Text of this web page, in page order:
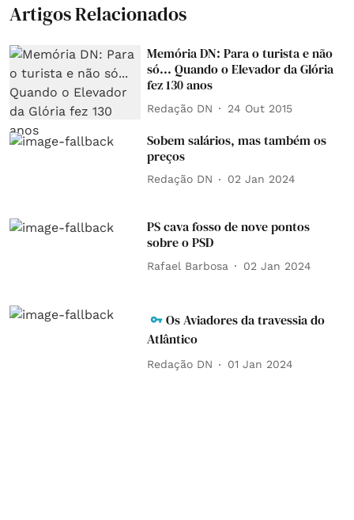
Artigos Relacionados
Memória DN: Para o turista e não
só... Quando o Elevador da Glória
fez 130 anos
Redação DN 24 Out 2015
Sobem salários, mas também os
preços
Redação DN 02 Jan 2024
PS cava fosso de nove pontos
sobre o PSD
Rafael Barbosa 02 Jan 2024
Os Aviadores da travessia do
Atlântico
Redação DN 01 Jan 2024